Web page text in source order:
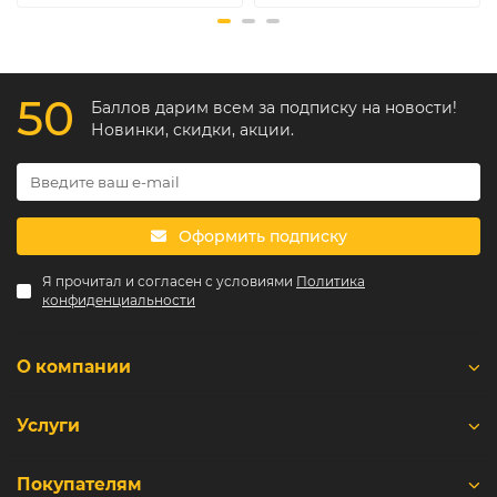
50
Баллов дарим всем за подписку на новости!
Новинки, скидки, акции.
Оформить подписку
Я прочитал и согласен с условиями Политика
конфиденциальности
О компании
Услуги
Покупателям